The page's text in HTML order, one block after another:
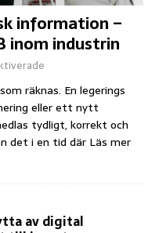
information –
inom industrin
räknas. En legerings
eller ett nytt
tydligt, korrekt och
det i en tid där Läs mer
av digital